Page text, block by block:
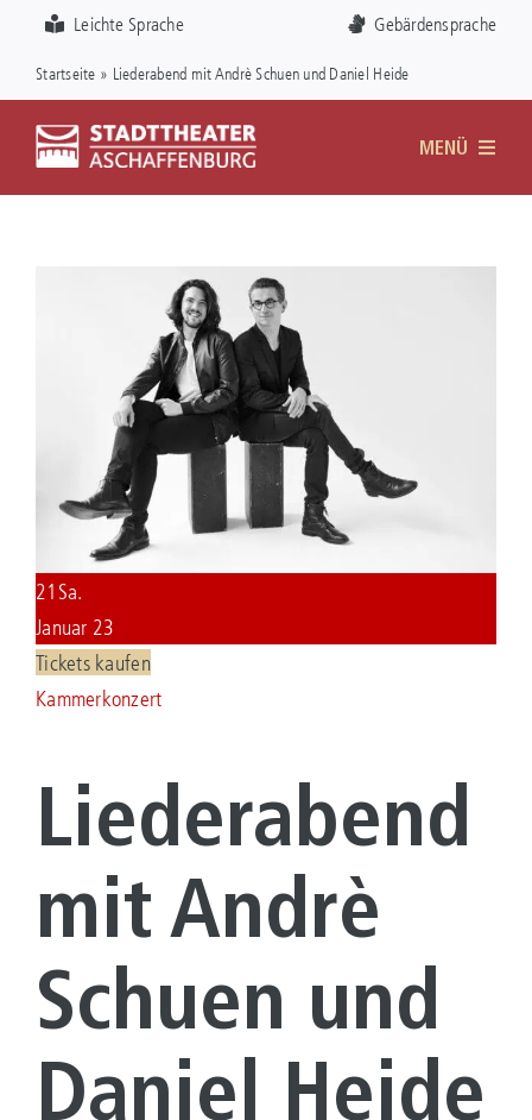
springen
Visuelle
öffnen.
Startseite » Liederabend mit Andrè Schuen und Daniel Heide
Leichte Sprache Gebärdensprache
MENÜ
KARTEN
FÖRDERVEREIN
SERVICE
21 Sa.
Januar 23
Tickets kaufen
Kammerkonzert
Liederabend
mit Andrè
Schuen und
Daniel Heide